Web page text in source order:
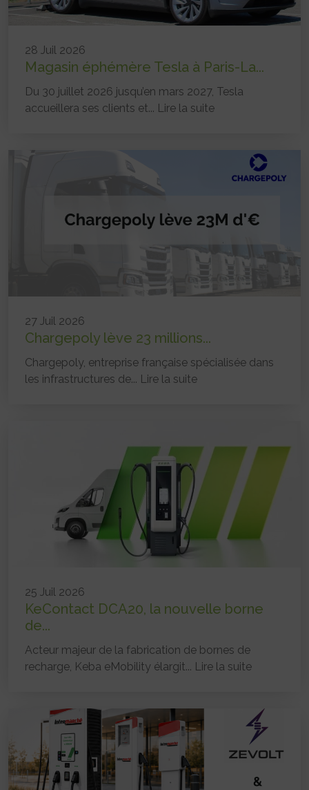
28 Juil 2026
Magasin éphémère Tesla à Paris-La...
Du 30 juillet 2026 jusqu’en mars 2027, Tesla
accueillera ses clients et... Lire la suite
27 Juil 2026
Chargepoly lève 23 millions...
Chargepoly, entreprise française spécialisée dans
les infrastructures de... Lire la suite
25 Juil 2026
KeContact DCA20, la nouvelle borne
de...
Acteur majeur de la fabrication de bornes de
recharge, Keba eMobility élargit... Lire la suite